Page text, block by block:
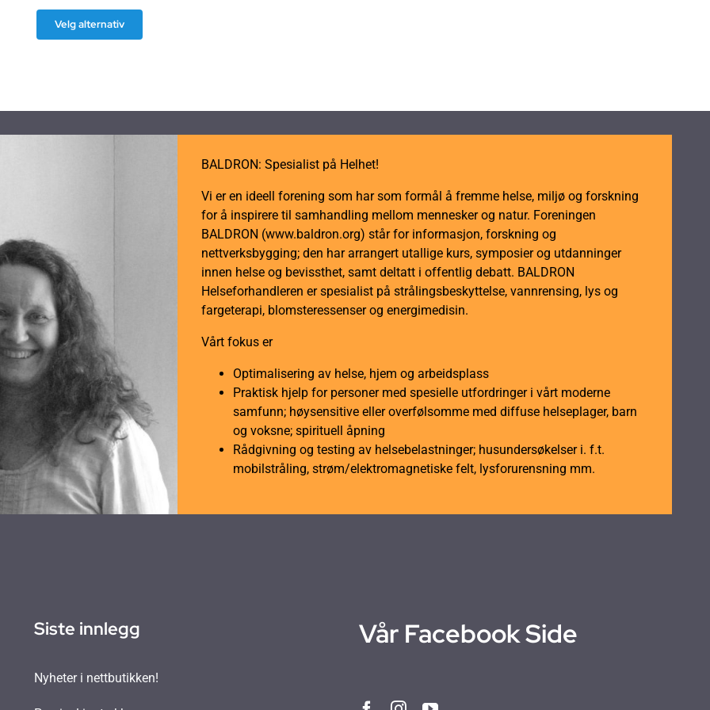
Velg alternativ
produktet
produktsiden
BALDRON: Spesialist på Helhet!
Vi er en ideell forening som har som formål å fremme helse, miljø og forskning
for å inspirere til samhandling mellom mennesker og natur. Foreningen
BALDRON (www.baldron.org) står for informasjon, forskning og
nettverksbygging; den har arrangert utallige kurs, symposier og utdanninger
innen helse og bevissthet, samt deltatt i offentlig debatt. BALDRON
Helseforhandleren er spesialist på strålingsbeskyttelse, vannrensing, lys og
fargeterapi, blomsteressenser og energimedisin.
Vårt fokus er
Optimalisering av helse, hjem og arbeidsplass
Praktisk hjelp for personer med spesielle utfordringer i vårt moderne
samfunn; høysensitive eller overfølsomme med diffuse helseplager, barn
og voksne; spirituell åpning
Rådgivning og testing av helsebelastninger; husundersøkelser i. f.t.
mobilstråling, strøm/elektromagnetiske felt, lysforurensning mm.
Siste innlegg
Nyheter i nettbutikken!
Vår Facebook Side